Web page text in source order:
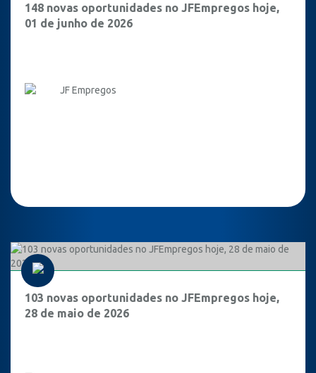
148 novas oportunidades no JFEmpregos hoje,
01 de junho de 2026
JF Empregos
103 novas oportunidades no JFEmpregos hoje,
28 de maio de 2026